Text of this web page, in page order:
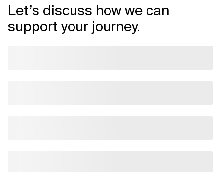
Let’s discuss how we can
support your journey.